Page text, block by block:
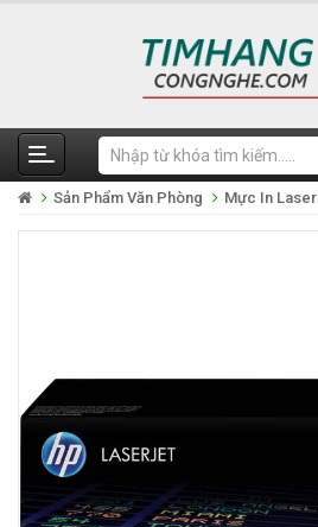
Sản Phẩm Văn Phòng Mực In Laser